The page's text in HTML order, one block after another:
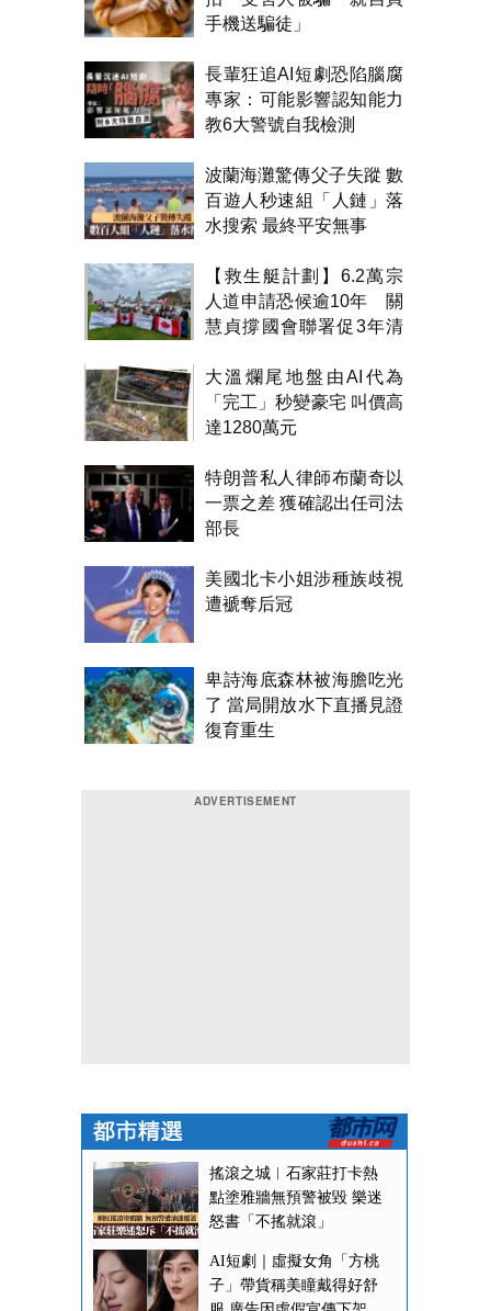
手機送騙徒」
長輩狂追AI短劇恐陷腦腐
專家：可能影響認知能力
教6大警號自我檢測
波蘭海灘驚傳父子失蹤 數
百遊人秒速組「人鏈」落
水搜索 最終平安無事
【救生艇計劃】6.2萬宗
人道申請恐候逾10年 關
慧貞撐國會聯署促3年清
大溫爛尾地盤由AI代為
「完工」秒變豪宅 叫價高
達1280萬元
特朗普私人律師布蘭奇以
一票之差 獲確認出任司法
部長
美國北卡小姐涉種族歧視
遭褫奪后冠
卑詩海底森林被海膽吃光
了 當局開放水下直播見證
復育重生